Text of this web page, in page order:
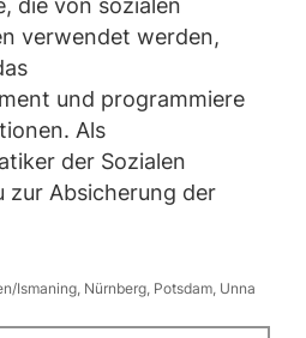
die von sozialen
verwendet werden,
und program­miere
Als
der Sozialen
zur Absicherung der
Ismaning, Nürnberg, Potsdam, Unna